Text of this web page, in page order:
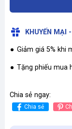
KHUYẾN MẠI
Giảm giá 5% khi
Tặng phiếu mua
Chia sẻ ngay:
Chia sẻ